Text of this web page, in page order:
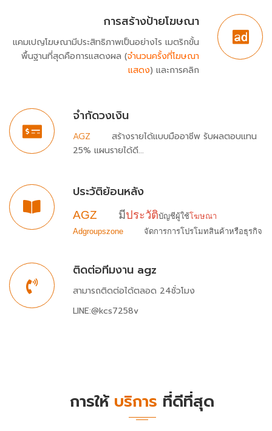
การสร้างป้ายโฆษณา
แคมเปญโฆษณามีประสิทธิภาพเป็นอย่างไร เมตริกขั้น
พื้นฐานที่สุดคือการแสดงผล (จำนวนครั้งที่โฆษณา
แสดง) และการคลิก
จำกัดวงเงิน
AGZ
สร้างรายได้แบบมืออาชีพ รับผลตอบแทน
25% แผนรายได้ดี...
ประวัติย้อนหลัง
AGZ มีประวัติบัญชีผู้ใช้โฆษณา
Adgroupszone
จัดการการโปรโมทสินค้าหรือธุรกิจ
ติดต่อทีมงาน​ agz
สามารถติดต่อได้ตลอด 24ชั่วโมง
LINE:@kcs7258v
การให้ บริการ ที่ดีที่สุด